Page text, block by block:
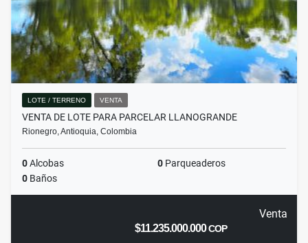
LOTE / TERRENO VENTA
VENTA DE LOTE PARA PARCELAR LLANOGRANDE
Rionegro, Antioquia, Colombia
0Alcobas 0 Parqueaderos
0 Baños
Venta
$11.235.000.000COP